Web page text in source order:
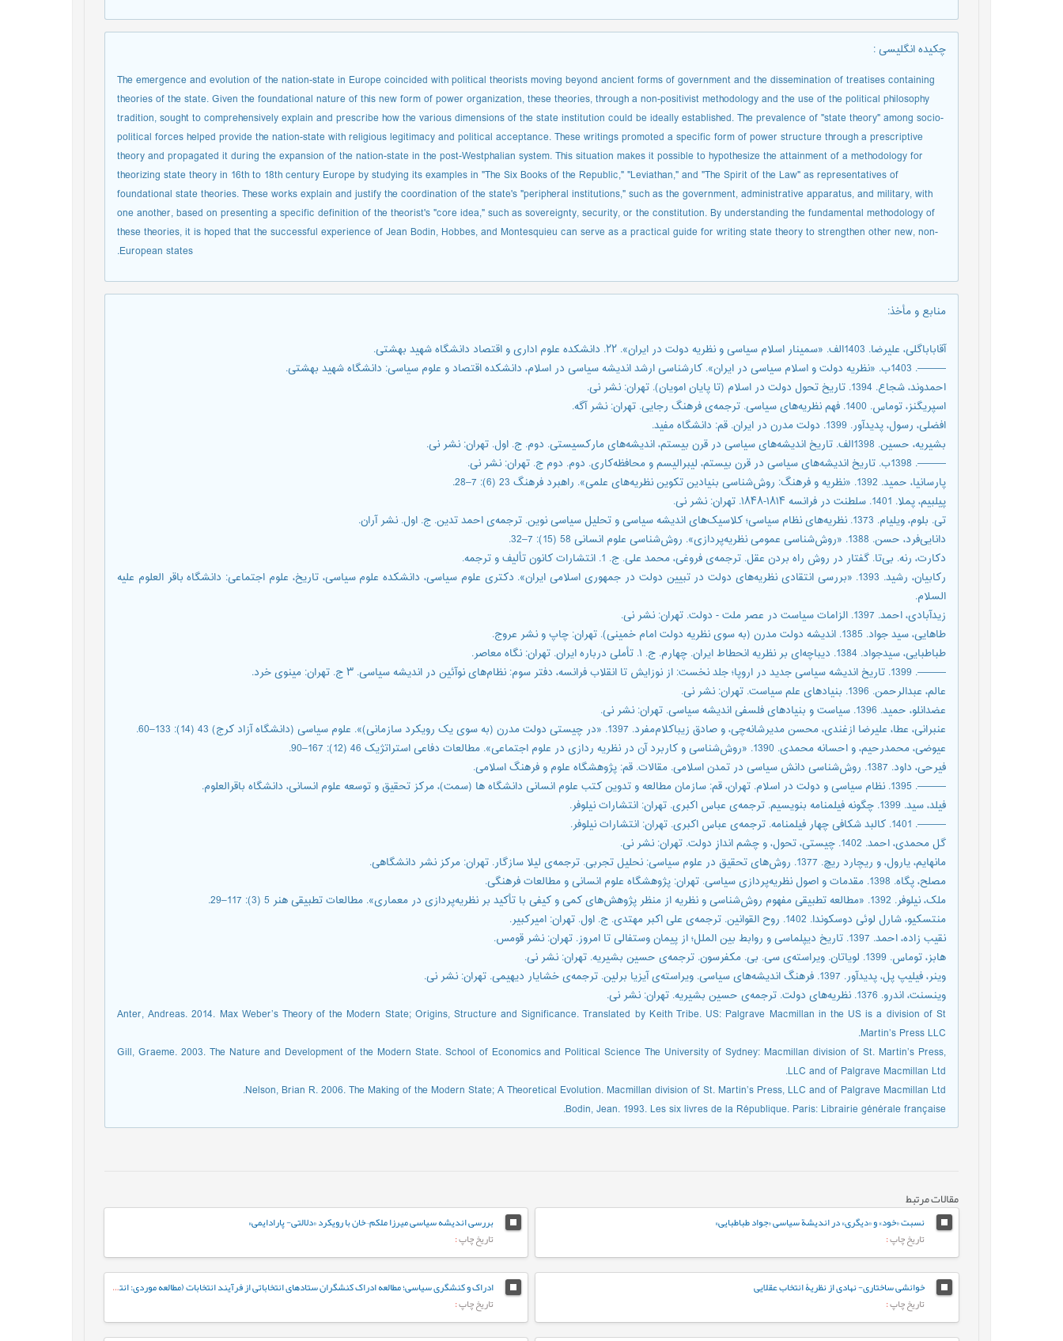
چکیده انگلیسی:
The emergence and evolution of the nation-state in Europe coincided with political theorists moving beyond ancient forms of government and the dissemination of treatises containing
theories of the state. Given the foundational nature of this new form of power organization, these theories, through a non-positivist methodology and the use of the political philosophy
tradition, sought to comprehensively explain and prescribe how the various dimensions of the state institution could be ideally established. The prevalence of "state theory" among socio-
political forces helped provide the nation-state with religious legitimacy and political acceptance. These writings promoted a specific form of power structure through a prescriptive
theory and propagated it during the expansion of the nation-state in the post-Westphalian system. This situation makes it possible to hypothesize the attainment of a methodology for
theorizing state theory in 16th to 18th century Europe by studying its examples in "The Six Books of the Republic," "Leviathan," and "The Spirit of the Law" as representatives of
foundational state theories. These works explain and justify the coordination of the state's "peripheral institutions," such as the government, administrative apparatus, and military, with
one another, based on presenting a specific definition of the theorist's "core idea," such as sovereignty, security, or the constitution. By understanding the fundamental methodology of
these theories, it is hoped that the successful experience of Jean Bodin, Hobbes, and Montesquieu can serve as a practical guide for writing state theory to strengthen other new, non-
European states.
منابع و مأخذ:
آقاباباگلی، علیرضا. 1403الف‌. «سمینار اسلام سیاسی و نظریه دولت در ایران»‏. ۲۲. دانشکده علوم اداری و اقتصاد دانشگاه شهید بهشتی.
———. 1403ب‌. «نظریه دولت و اسلام سیاسی در ایران»‏. کارشناسی ارشد اندیشه سیاسی در اسلام، دانشکده اقتصاد و علوم سیاسی: دانشگاه شهید بهشتی.
احمدوند، شجاع. 1394. تاریخ تحول دولت در اسلام (تا پایان امویان)‏. تهران: نشر نی.
اسپریگنز، توماس. 1400‌. فهم نظریه‌های سیاسی‏. ترجمه‌ی فرهنگ رجایی. تهران: نشر آگه.
افضلی، رسول، پدیدآور. 1399. دولت مدرن در ایران‏. قم: دانشگاه مفید.
بشیریه، حسین. 1398الف‌. تاریخ اندیشه‌های سیاسی در قرن بیستم، اندیشه‌های مارکسیستی‏. دوم. ج. اول. تهران: نشر نی.
———. 1398ب‌. تاریخ اندیشه‌های سیاسی در قرن بیستم، لیبرالیسم و محافظه‌کاری‏. دوم. دوم ج. تهران: نشر نی.
پارسانیا، ‌حمید. 1392. «نظریه و فرهنگ: روش‌شناسی بنیادین تکوین نظریه‌های علمی»‏. راهبرد فرهنگ 23 (6): 7–28.
پیلبیم، پملا. 1401. سلطنت در فرانسه ۱۸۱۴-۱۸۴۸‏. تهران: نشر نی.
تی. بلوم، ویلیام. 1373. نظریه‌های نظام سیاسی؛ کلاسیک‌های اندیشه سیاسی و تحلیل سیاسی نوین‏. ترجمه‌ی احمد تدین. ج. اول. نشر آران.
دانایی‌فرد، ‌حسن. 1388. «روش‌شناسی عمومی نظریه‌پردازی»‏. روش‌شناسی علوم انسانی 58 (15): 7–32.
دکارت، رنه. بی‌تا. گفتار در روش راه بردن عقل‏. ترجمه‌ی فروغی، محمد علی. ج. 1. انتشارات کانون تألیف و ترجمه.
رکابیان، رشید. 1393. «بررسی انتقادی نظریه‌های دولت در تبیین دولت در جمهوری اسلامی ایران»‏. دکتری علوم سیاسی، دانشکده علوم سیاسی، تاریخ، علوم اجتماعی: دانشگاه باقر العلوم علیه
السلام.
زیدآبادی، احمد. 1397. الزامات سیاست در عصر ملت - دولت‏. تهران: نشر نی.
طاهایی، سید جواد. 1385. اندیشه دولت مدرن (به سوی نظریه دولت امام خمینی)‏. تهران: چاپ و نشر عروج.
طباطبایی، سیدجواد. 1384. دیباچه‌ای بر نظریه انحطاط ایران‏. چهارم. ج. ۱. تأملی درباره ایران. تهران: نگاه معاصر.
———. 1399. تاریخ اندیشه سیاسی جدید در اروپا؛ جلد نخست: از نوزایش تا انقلاب فرانسه، دفتر سوم: نظام‌های نوآئین در اندیشه سیاسی‏. ۳ ج. تهران: مینوی خرد.
عالم، عبدالرحمن. 1396. بنیادهای علم سیاست‏. تهران: نشر نی.
عضدانلو، حمید. 1396. سیاست و بنیادهای فلسفی اندیشه سیاسی‏. تهران: نشر نی.
عنبرانی، ‌عطا، ‌علیرضا ازغندی، ‌محسن مدیر‌شانه‌چی، و ‌صادق زیبا‌کلام‌مفرد. 1397. «در چیستی دولت مدرن (به سوی یک رویکرد سازمانی)»‏. علوم سیاسی (دانشگاه آزاد کرج) 43 (14): 133–60.
عیوضی، ‌محمد‌رحیم، و ‌احسانه محمدی. 1390. «روش‌شناسی و کاربرد آن در نظریه ‌ردازی در علوم اجتماعی»‏. مطالعات دفاعی استراتژیک 46 (12): 167–90.
فیرحی، داود. 1387. روش‌شناسی دانش سیاسی در تمدن اسلامی‏. مقالات. قم: پژوهشگاه علوم و فرهنگ اسلامی.
———. 1395. نظام سیاسی و دولت در اسلام‏. تهران، قم: سازمان مطالعه و تدوین کتب علوم انسانی دانشگاه ها (سمت)، مرکز تحقیق و توسعه علوم انسانی، دانشگاه باقرالعلوم.
فیلد، سید. 1399. چگونه فیلمنامه بنویسیم‏. ترجمه‌ی عباس اکبری. تهران: انتشارات نیلوفر.
———. 1401. کالبد شکافی چهار فیلمنامه‏. ترجمه‌ی عباس اکبری. تهران: انتشارات نیلوفر.
گل محمدی، احمد. 1402. چیستی، تحول، و چشم اندازِ دولت‏. تهران: نشر نی.
مانهایم، یارول، و ریچارد ریچ. 1377. روش‌های تحقیق در علوم سیاسی: نحلیل تجربی‏. ترجمه‌ی لیلا سازگار. تهران: مرکز نشر دانشگاهی.
مصلح، پگاه. 1398. مقدمات و اصول نظریه‌پردازی سیاسی‏. تهران: پژوهشگاه علوم انسانی و مطالعات فرهنگی.
ملک، ‌نیلوفر. 1392. «مطالعه تطبیقی مفهوم روش‌شناسی و نظریه از منظر پژوهش‌های کمی و کیفی با تأکید بر نظریه‌پردازی در معماری»‏. مطالعات تطبیقی هنر 5 (3): 117–29.
منتسکیو، شارل لوئی دوسکوندا. 1402. روح القوانین‏. ترجمه‌ی علی اکبر مهتدی. ج. اول. تهران: امیرکبیر.
نقیب زاده، احمد. 1397. تاریخ دیپلماسی و روابط بین الملل؛ از پیمان وستفالی تا امروز‏. تهران: نشر قومس.
هابز، توماس. 1399. لویاتان‏. ویراسته‌ی سی. بی. مکفرسون. ترجمه‌ی حسین بشیریه. تهران: نشر نی.
وینر، فیلیپ پل، پدیدآور. 1397. فرهنگ اندیشه‌های سیاسی‏. ویراسته‌ی آیزیا برلین. ترجمه‌ی خشایار دیهیمی. تهران: نشر نی.
وینسنت، اندرو. 1376. نظریه‌های دولت‏. ترجمه‌ی حسین بشیریه. تهران: نشر نی.
Anter, Andreas. 2014. Max Weber’s Theory of the Modern State; Origins, Structure and Significance. Translated by Keith Tribe. US: Palgrave Macmillan in the US is a division of St
Martin’s Press LLC.
Gill, Graeme. 2003. The Nature and Development of the Modern State. School of Economics and Political Science The University of Sydney: Macmillan division of St. Martin’s Press,
LLC and of Palgrave Macmillan Ltd.
Nelson, Brian R. 2006. The Making of the Modern State; A Theoretical Evolution. Macmillan division of St. Martin’s Press, LLC and of Palgrave Macmillan Ltd.
Bodin, Jean. 1993. Les six livres de la République. Paris: Librairie générale française.
مقالات مرتبط
نسبت «خود» و «دیگری» در اندیشة سیاسی «جواد طباطبایی»
تاریخ چاپ:
بررسی اندیشه سیاسی میرزا ملکم¬خان با رویکرد «دلالتی- پارادایمی»
تاریخ چاپ:
خوانشی ساختاری- نهادی از نظریۀ انتخاب عقلایی
تاریخ چاپ:
ادراک و کنشگری سیاسی؛ مطالعه ادراک کنشگران ستادهای انتخاباتی از فرآیند انتخابات (مطالعه موردی: انتخابات ریاست¬جمهوری سال 1400 شهر گرگان)
تاریخ چاپ: